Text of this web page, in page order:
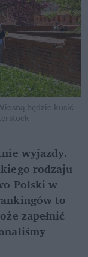
będzie kusić
wyjazdy.
rodzaju
Polski w
to
zapełnić